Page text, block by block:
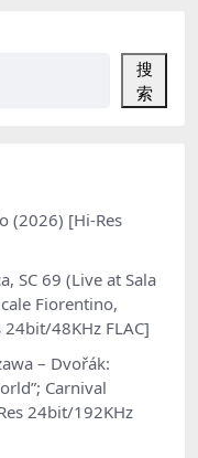
搜
索
(2026) [Hi-Res
SC 69 (Live at Sala
Fiorentino,
48KHz FLAC]
– Dvořák:
Carnival
24bit/192KHz